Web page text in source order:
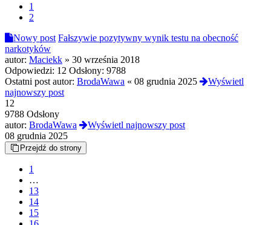
1
2
Nowy post Fałszywie pozytywny wynik testu na obecność
narkotyków
autor: Maciekk » 30 września 2018
Odpowiedzi: 12 Odsłony: 9788
Ostatni post autor: BrodaWawa « 08 grudnia 2025
Wyświetl
najnowszy post
12
9788 Odsłony
autor: BrodaWawa
Wyświetl najnowszy post
08 grudnia 2025
Przejdź do strony
1
…
13
14
15